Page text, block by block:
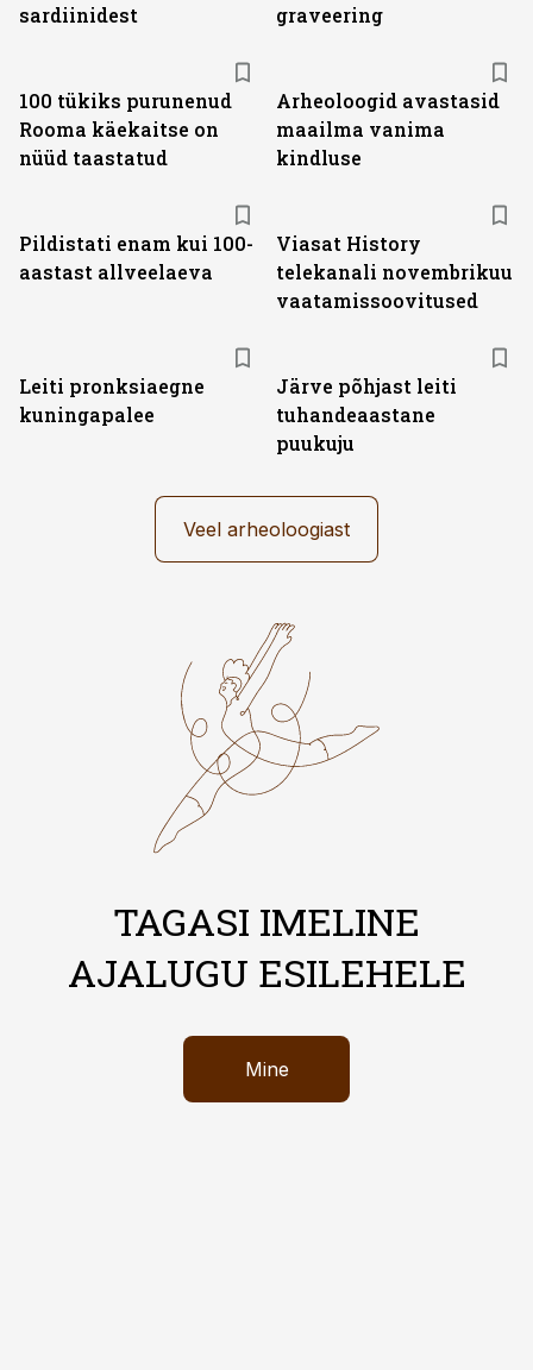
sardiinidest
graveering
100 tükiks purunenud
Rooma käekaitse on
nüüd taastatud
Arheoloogid avastasid
maailma vanima
kindluse
Pildistati enam kui 100-
aastast allveelaeva
Viasat History
telekanali novembrikuu
vaatamissoovitused
Leiti pronksiaegne
kuningapalee
Järve põhjast leiti
tuhandeaastane
puukuju
Veel arheoloogiast
TAGASI IMELINE
AJALUGU ESILEHELE
Mine